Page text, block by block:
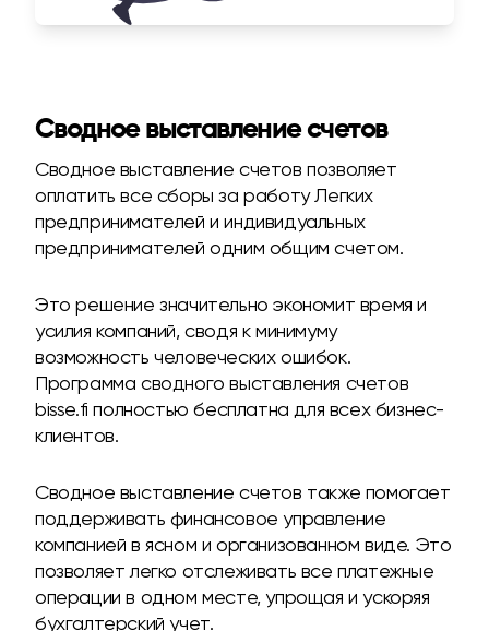
Сводное выставление счетов
Сводное выставление счетов позволяет
оплатить все сборы за работу Легких
предпринимателей и индивидуальных
предпринимателей одним общим счетом.
Это решение значительно экономит время и
усилия компаний, сводя к минимуму
возможность человеческих ошибок.
Программа сводного выставления счетов
bisse.fi полностью бесплатна для всех бизнес-
клиентов.
Сводное выставление счетов также помогает
поддерживать финансовое управление
компанией в ясном и организованном виде. Это
позволяет легко отслеживать все платежные
операции в одном месте, упрощая и ускоряя
бухгалтерский учет.